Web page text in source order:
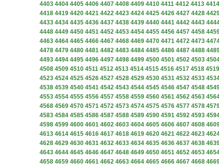
4403 4404 4405 4406 4407 4408 4409 4410 4411 4412 4413 4414
4418 4419 4420 4421 4422 4423 4424 4425 4426 4427 4428
4433 4434 4435 4436 4437 4438 4439 4440 4441 4442 4443
4448 4449 4450 4451 4452 4453 4454 4455 4456 4457 4458
4463 4464 4465 4466 4467 4468 4469 4470 4471 4472 4473
4478 4479 4480 4481 4482 4483 4484 4485 4486 4487 4488
4493 4494 4495 4496 4497 4498 4499 4500 4501 4502 4503
4508 4509 4510 4511 4512 4513 4514 4515 4516 4517 4518 4519
4523 4524 4525 4526 4527 4528 4529 4530 4531 4532 4533
4538 4539 4540 4541 4542 4543 4544 4545 4546 4547 4548
4553 4554 4555 4556 4557 4558 4559 4560 4561 4562 4563
4568 4569 4570 4571 4572 4573 4574 4575 4576 4577 4578
4583 4584 4585 4586 4587 4588 4589 4590 4591 4592 4593
4598 4599 4600 4601 4602 4603 4604 4605 4606 4607 4608
4613 4614 4615 4616 4617 4618 4619 4620 4621 4622 4623
4628 4629 4630 4631 4632 4633 4634 4635 4636 4637 4638
4643 4644 4645 4646 4647 4648 4649 4650 4651 4652 4653
4658 4659 4660 4661 4662 4663 4664 4665 4666 4667 4668